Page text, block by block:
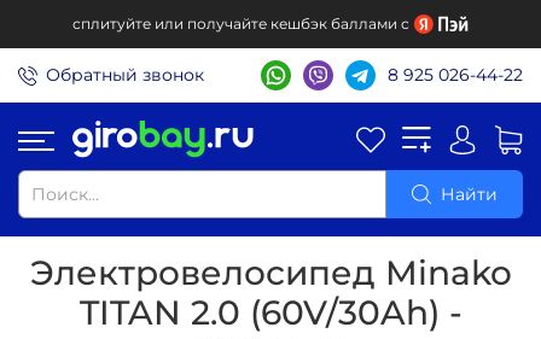
сплитуйте или получайте кешбэк баллами с
Обратный звонок 8 925 026-44-22
Найти
Электровелосипед Minako
TITAN 2.0 (60V/30Ah) -